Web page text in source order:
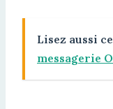
Lisez aussi
messagerie